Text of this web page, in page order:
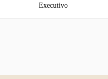
Executivo